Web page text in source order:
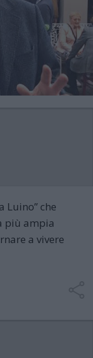
Luino” che
più ampia
a vivere